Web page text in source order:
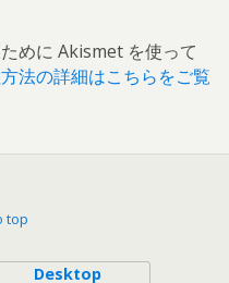
めに Akismet を使って
法の詳細はこちらをご覧
top
Desktop